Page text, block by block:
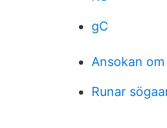
gC
Ansokan
Runar